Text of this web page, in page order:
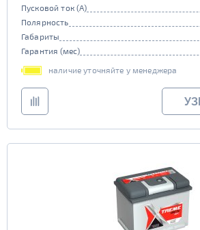
Пусковой ток (А)
Полярность
Габариты
Гарантия (мес)
наличие уточняйте у менеджера